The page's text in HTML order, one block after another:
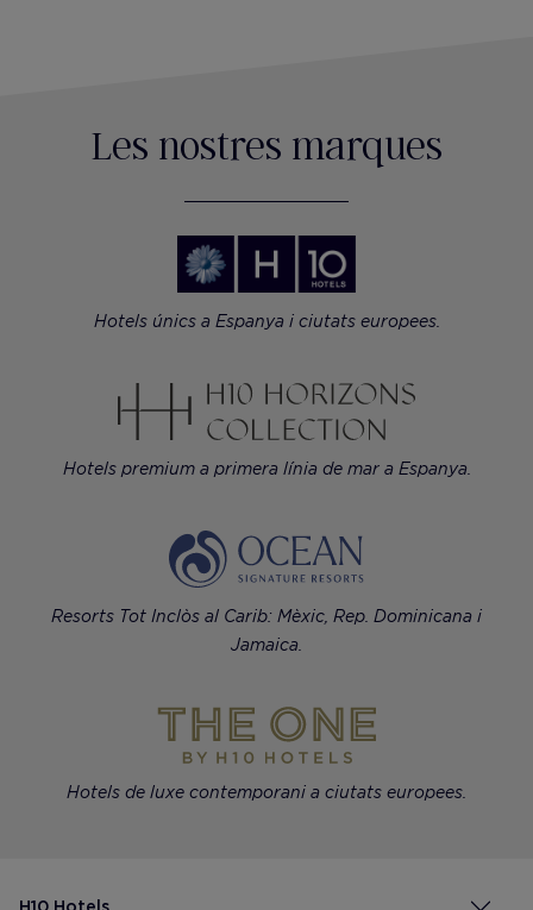
Les nostres marques
Hotels únics a Espanya i ciutats europees.
Hotels premium a primera línia de mar a Espanya.
Resorts Tot Inclòs al Carib: Mèxic, Rep. Dominicana i
Jamaica.
Hotels de luxe contemporani a ciutats europees.
H10 Hotels